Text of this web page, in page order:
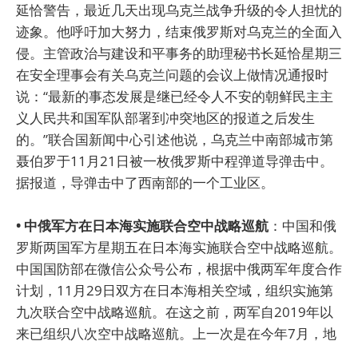
延恰警告，最近几天出现乌克兰战争升级的令人担忧的
迹象。他呼吁加大努力，结束俄罗斯对乌克兰的全面入
侵。主管政治与建设和平事务的助理秘书长延恰星期三
在安全理事会有关乌克兰问题的会议上做情况通报时
说：“最新的事态发展是继已经令人不安的朝鲜民主主
义人民共和国军队部署到冲突地区的报道之后发生
的。”联合国新闻中心引述他说，乌克兰中南部城市第
聂伯罗于11月21日被一枚俄罗斯中程弹道导弹击中。
据报道，导弹击中了西南部的一个工业区。
• 中俄军方在日本海实施联合空中战略巡航 ：中国和俄
罗斯两国军方星期五在日本海实施联合空中战略巡航。
中国国防部在微信公众号公布，根据中俄两军年度合作
计划，11月29日双方在日本海相关空域，组织实施第
九次联合空中战略巡航。在这之前，两军自2019年以
来已组织八次空中战略巡航。上一次是在今年7月，地